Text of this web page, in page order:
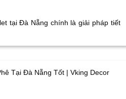
tại Đà Nẵng chính là giải pháp tiết
Tại Đà Nẵng Tốt | Vking Decor